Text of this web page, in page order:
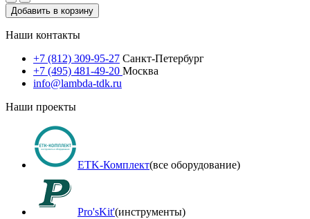
Добавить в корзину
Наши контакты
+7 (812) 309-95-27 Санкт-Петербург
+7 (495) 481-49-20 Москва
info@lambda-tdk.ru
Наши проекты
ETK-Комплект(все оборудование)
Pro'sKit'(инструменты)